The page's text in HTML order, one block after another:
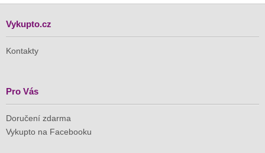
Vykupto.cz
Kontakty
Pro Vás
Doručení zdarma
Vykupto na Facebooku